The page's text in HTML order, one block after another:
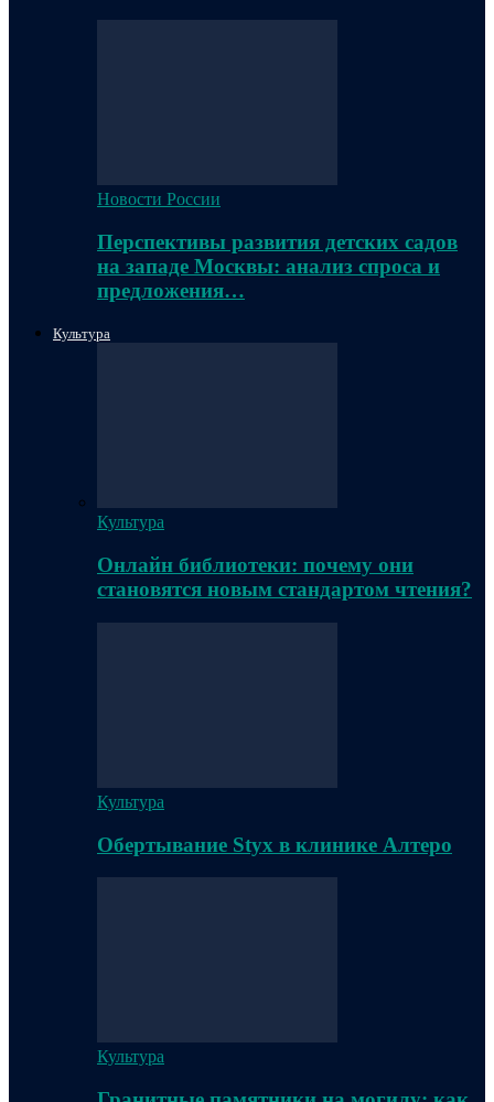
Новости России
Перспективы развития детских садов
на западе Москвы: анализ спроса и
предложения…
Культура
Культура
Онлайн библиотеки: почему они
становятся новым стандартом чтения?
Культура
Обертывание Styx в клинике Алтеро
Культура